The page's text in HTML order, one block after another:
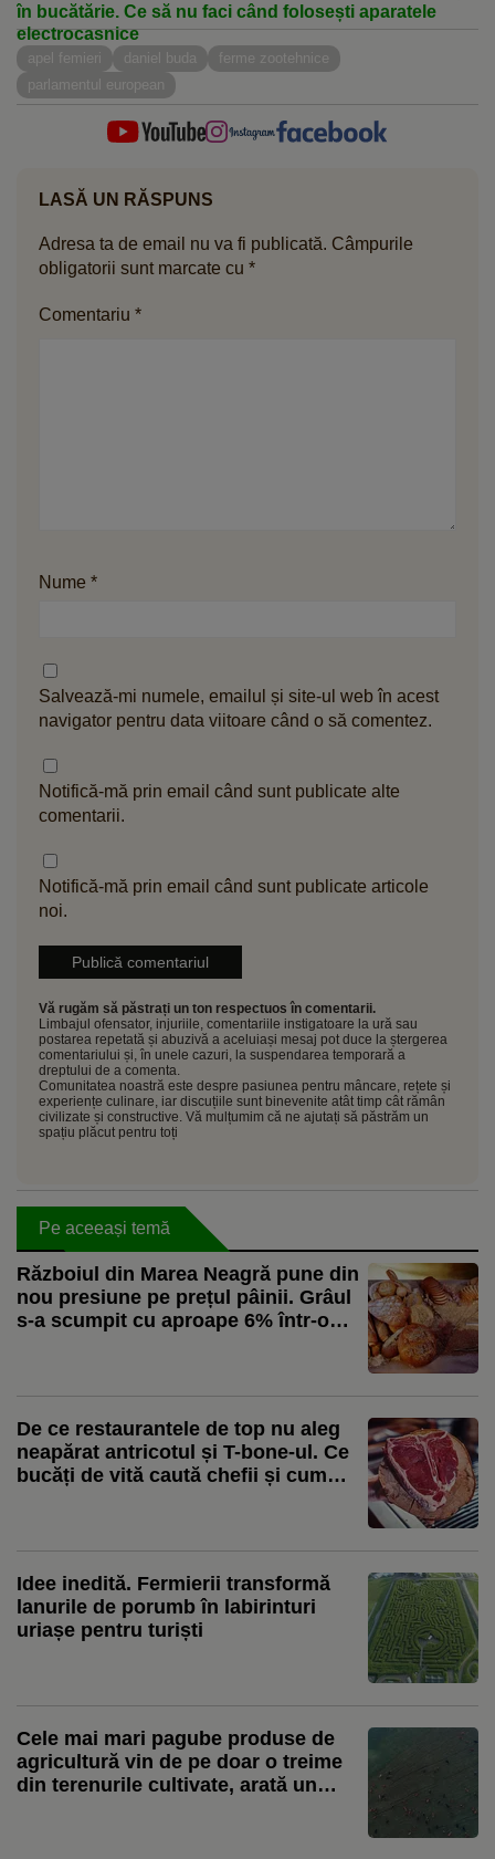
în bucătărie. Ce să nu faci când folosești aparatele
electrocasnice
apel femieri daniel buda
ferme zootehnice
parlamentul european
LASĂ UN RĂSPUNS
Adresa ta de email nu va fi publicată. Câmpurile
obligatorii sunt marcate cu *
Comentariu *
Nume *
Salvează-mi numele, emailul și site-ul web în acest
navigator pentru data viitoare când o să comentez.
Notifică-mă prin email când sunt publicate alte
comentarii.
Notifică-mă prin email când sunt publicate articole
noi.
Vă rugăm să păstrați un ton respectuos în comentarii.
Limbajul ofensator, injuriile, comentariile instigatoare la ură sau
postarea repetată și abuzivă a aceluiași mesaj pot duce la ștergerea
comentariului și, în unele cazuri, la suspendarea temporară a
dreptului de a comenta.
Comunitatea noastră este despre pasiunea pentru mâncare, rețete și
experiențe culinare, iar discuțiile sunt binevenite atât timp cât rămân
civilizate și constructive. Vă mulțumim că ne ajutați să păstrăm un
spațiu plăcut pentru toți
Pe aceeași temă
Războiul din Marea Neagră pune din
nou presiune pe prețul pâinii. Grâul
s-a scumpit cu aproape 6% într-o
De ce restaurantele de top nu aleg
neapărat antricotul și T-bone-ul. Ce
bucăți de vită caută chefii și cum
Idee inedită. Fermierii transformă
lanurile de porumb în labirinturi
uriașe pentru turiști
Cele mai mari pagube produse de
agricultură vin de pe doar o treime
din terenurile cultivate, arată un